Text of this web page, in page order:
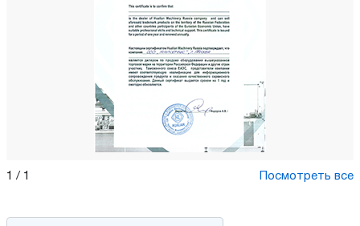
1 / 1 Посмотреть все